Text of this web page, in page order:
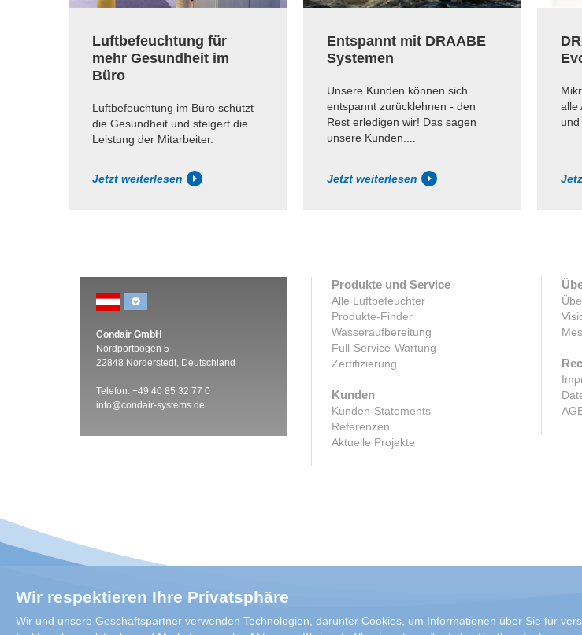
Luftbefeuchtung für
mehr Gesundheit im
Büro
Luftbefeuchtung im Büro schützt
die Gesundheit und steigert die
Leistung der Mitarbeiter.
Jetzt weiterlesen
Entspannt mit DRAABE
Systemen
Unsere Kunden können sich
entspannt zurücklehnen - den
Rest erledigen wir! Das sagen
unsere Kunden....
Jetzt weiterlesen
alle
und
Condair GmbH
Nordportbogen 5
22848 Norderstedt, Deutschland
Telefon: +49 40 85 32 77 0
info@condair-systems.de
Produkte und Service
Alle Luftbefeuchter
Produkte-Finder
Wasseraufbereitung
Full-Service-Wartung
Zertifizierung
Kunden
Kunden-Statements
Referenzen
Aktuelle Projekte
Wir respektieren Ihre Privatsphäre
Wir und unsere Geschäftspartner verwenden Technologien, darunter Cookies, um Informationen über Sie für